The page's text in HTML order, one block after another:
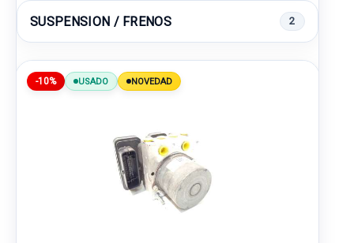
SUSPENSION / FRENOS 2
-10% USADO NOVEDAD